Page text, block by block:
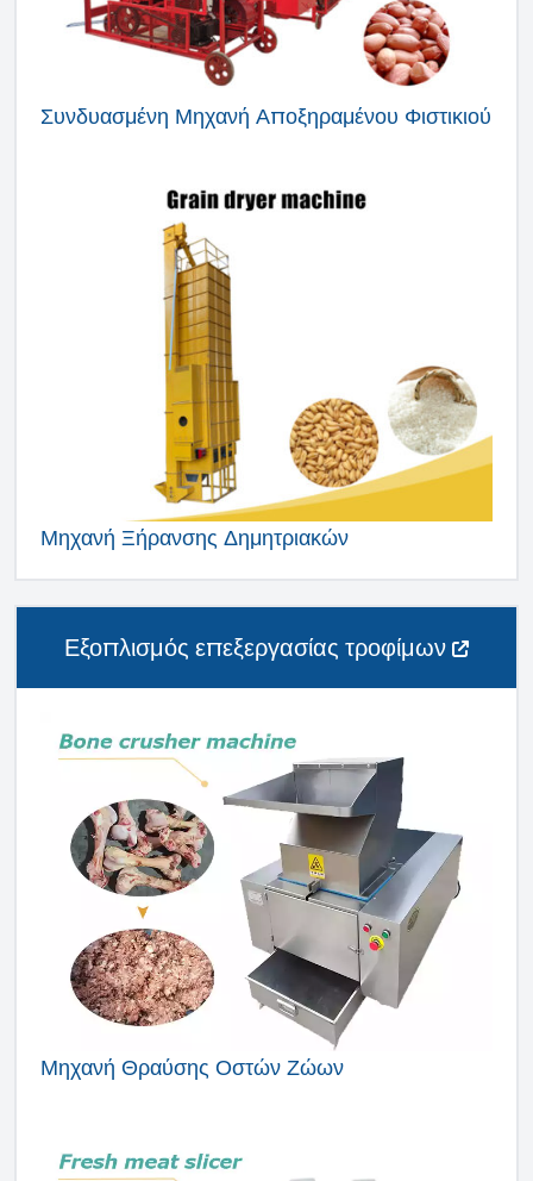
Συνδυασμένη Μηχανή Αποξηραμένου Φιστικιού
Μηχανή Ξήρανσης Δημητριακών
Εξοπλισμός επεξεργασίας τροφίμων
Μηχανή Θραύσης Οστών Ζώων